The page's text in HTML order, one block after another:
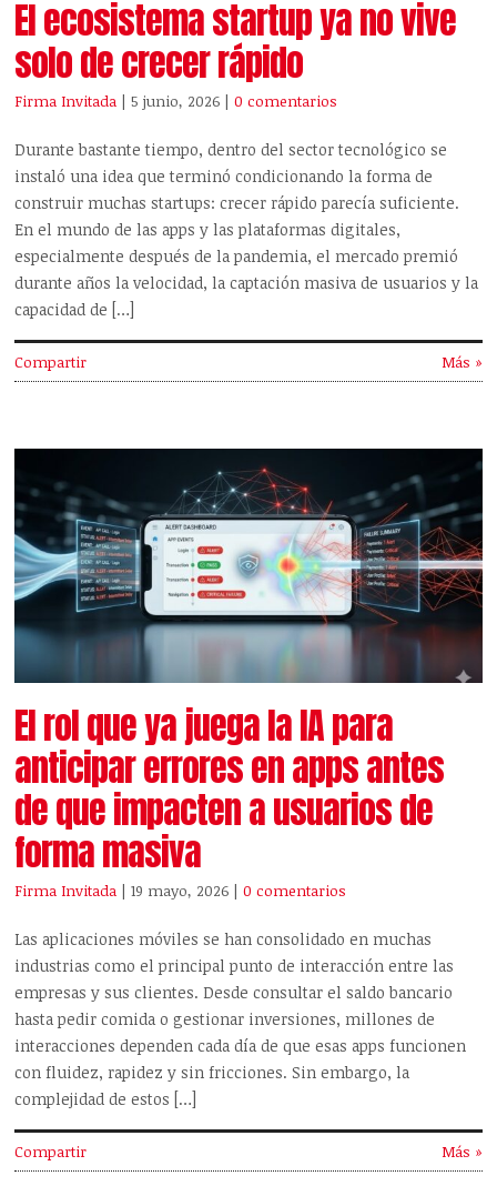
El ecosistema startup ya no vive
solo de crecer rápido
Firma Invitada | 5 junio, 2026 |0 comentarios
Durante bastante tiempo, dentro del sector tecnológico se
instaló una idea que terminó condicionando la forma de
construir muchas startups: crecer rápido parecía suficiente.
En el mundo de las apps y las plataformas digitales,
especialmente después de la pandemia, el mercado premió
durante años la velocidad, la captación masiva de usuarios y la
capacidad de […]
Compartir Más »
El rol que ya juega la IA para
anticipar errores en apps antes
de que impacten a usuarios de
forma masiva
Firma Invitada | 19 mayo, 2026 |0 comentarios
Las aplicaciones móviles se han consolidado en muchas
industrias como el principal punto de interacción entre las
empresas y sus clientes. Desde consultar el saldo bancario
hasta pedir comida o gestionar inversiones, millones de
interacciones dependen cada día de que esas apps funcionen
con fluidez, rapidez y sin fricciones. Sin embargo, la
complejidad de estos […]
Compartir Más »